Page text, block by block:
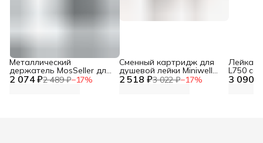
2 074 ₽2 489 ₽−17%
Металлический
держатель MosSeller для
смартфона с 2 518 ₽3 022 ₽−17%
Сменный картридж для
душевой лейки Miniwell
L750, угольный 3 090 ₽
Лейка
L750 со